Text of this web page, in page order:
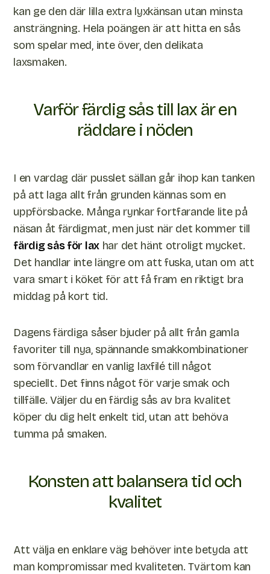
kan ge den där lilla extra lyxkänsan utan minsta
ansträngning. Hela poängen är att hitta en sås
som spelar med, inte över, den delikata
laxsmaken.
Varför färdig sås till lax är en
räddare i nöden
I en vardag där pusslet sällan går ihop kan tanken
på att laga allt från grunden kännas som en
uppförsbacke. Många rynkar fortfarande lite på
näsan åt färdigmat, men just när det kommer till
färdig sås för lax har det hänt otroligt mycket.
Det handlar inte längre om att fuska, utan om att
vara smart i köket för att få fram en riktigt bra
middag på kort tid.
Dagens färdiga såser bjuder på allt från gamla
favoriter till nya, spännande smakkombinationer
som förvandlar en vanlig laxfilé till något
speciellt. Det finns något för varje smak och
tillfälle. Väljer du en färdig sås av bra kvalitet
köper du dig helt enkelt tid, utan att behöva
tumma på smaken.
Konsten att balansera tid och
kvalitet
Att välja en enklare väg behöver inte betyda att
man kompromissar med kvaliteten. Tvärtom kan